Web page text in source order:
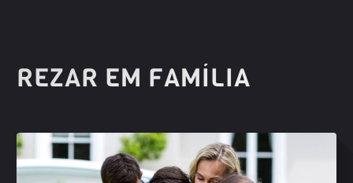
REZAR EM FAMÍLIA